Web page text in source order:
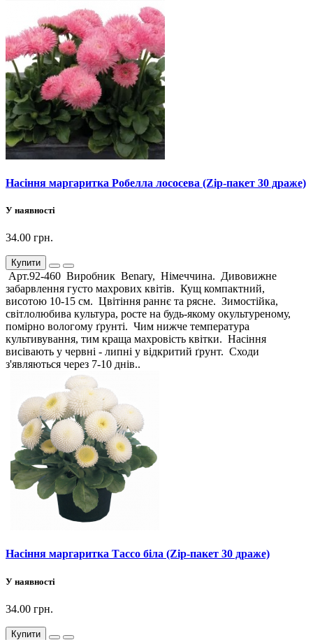
Насіння маргаритка Робелла лососева (Zip-пакет 30 драже)
У наявності
34.00 грн.
Купити
Арт.92-460 Виробник Benary, Німеччина. Дивовижне
забарвлення густо махрових квітів. Кущ компактний,
висотою 10-15 см. Цвітіння раннє та рясне. Зимостійка,
світлолюбива культура, росте на будь-якому окультуреному,
помірно вологому ґрунті. Чим нижче температура
культивування, тим краща махровість квітки. Насіння
висівають у червні - липні у відкритий ґрунт. Сходи
з'являються через 7-10 днів..
Насіння маргаритка Тассо біла (Zip-пакет 30 драже)
У наявності
34.00 грн.
Купити